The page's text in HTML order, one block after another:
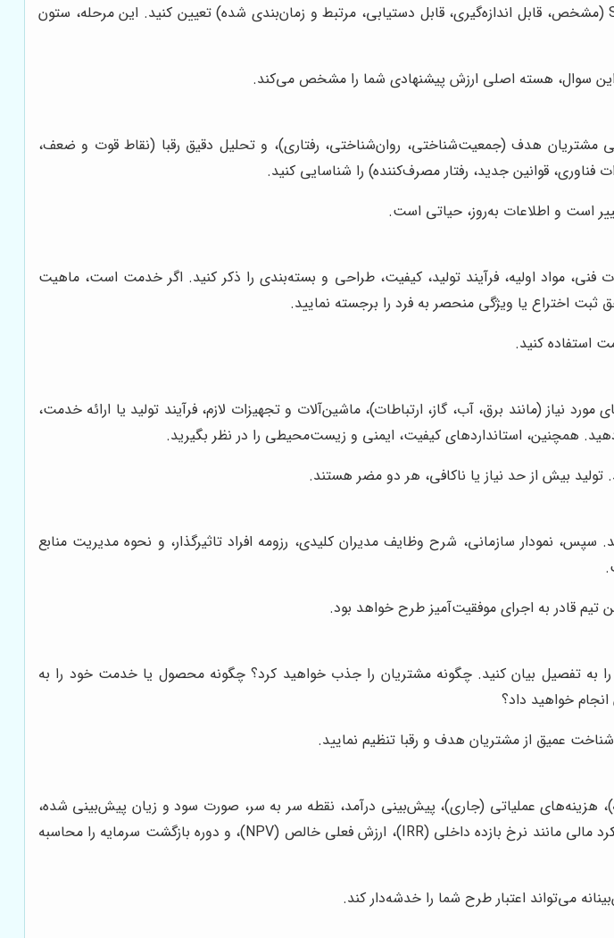
کوتاه‌مدت و بلندمدت خود را (مانند سهم بازار، میزان فروش، سودآوری) به صورت SMART (مشخص، قابل اندازه‌گیری، قابل دستیابی، مرتبط و زمان‌بندی شده) تعیین کنید. این مرحله، ستون
این سوال، هسته اصلی ارزش پیشنهادی شما را مشخص می‌کند.
مشتریان هدف (جمعیت‌شناختی، روان‌شناختی، رفتاری)، و تحلیل دقیق رقبا (نقاط قوت و ضعف،
قوانین جدید، رفتار مصرف‌کننده) را شناسایی کنید.
است و اطلاعات به‌روز، حیاتی است.
اولیه، فرآیند تولید، کیفیت، طراحی و بسته‌بندی را ذکر کنید. اگر خدمت است، ماهیت
ثبت اختراع یا ویژگی منحصر به فرد را برجسته نمایید.
استفاده کنید.
(مانند برق، آب، گاز، ارتباطات)، ماشین‌آلات و تجهیزات لازم، فرآیند تولید یا ارائه خدمت،
همچنین، استانداردهای کیفیت، ایمنی و زیست‌محیطی را در نظر بگیرید.
بیش از حد نیاز یا ناکافی، هر دو مضر هستند.
سازمانی، شرح وظایف مدیران کلیدی، رزومه افراد تاثیرگذار، و نحوه مدیریت منابع
قادر به اجرای موفقیت‌آمیز طرح خواهد بود.
را به تفصیل بیان کنید. چگونه مشتریان را جذب خواهید کرد؟ چگونه محصول یا خدمت خود را به
خواهید داد؟
شناخت عمیق از مشتریان هدف و رقبا تنظیم نمایید.
هزینه‌های عملیاتی (جاری)، پیش‌بینی درآمد، نقطه سر به سر، صورت سود و زیان پیش‌بینی شده،
جریان نقدی پیش‌بینی شده، و ترازنامه پیش‌بینی شده. همچنین، شاخص‌های کلیدی عملکرد مالی مانند نرخ بازده داخلی (IRR)، ارزش فعلی خالص (NPV)، و دوره بازگشت سرمایه را محاسبه
می‌تواند اعتبار طرح شما را خدشه‌دار کند.